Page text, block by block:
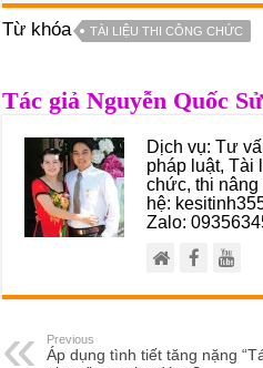
Từ khóa TÀI LIỆU THI CÔNG CHỨC
Tác giả Nguyễn Quốc Sử
Dịch vụ: Tư
pháp luật, Tài
chức, thi
hệ:
Zalo:
Previous
Áp dụng tình tiết tăng nặng